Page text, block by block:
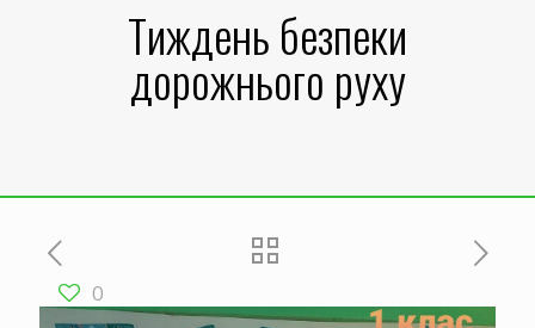
Тиждень безпеки
дорожнього руху
0